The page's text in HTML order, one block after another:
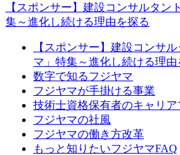
【スポンサー】建設コンサルタン
集～進化し続ける理由を探る
【スポンサー】建設コンサ
マ」特集～進化し続ける理由
数字で知るフジヤマ
フジヤマが手掛ける事業
技術士資格保有者のキャリア
フジヤマの社風
フジヤマの働き方改革
もっと知りたいフジヤマFAQ